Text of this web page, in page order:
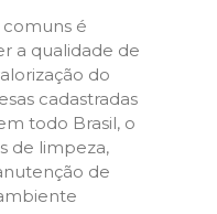
comuns é
a qualidade de
do
cadastradas
todo Brasil, o
de limpeza,
de